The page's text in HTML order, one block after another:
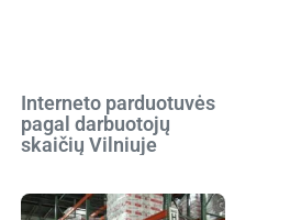
Interneto parduotuvės
pagal darbuotojų
skaičių Vilniuje